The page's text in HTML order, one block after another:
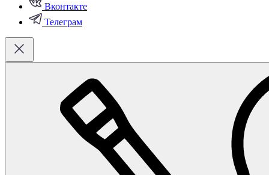
Вконтакте
Телеграм